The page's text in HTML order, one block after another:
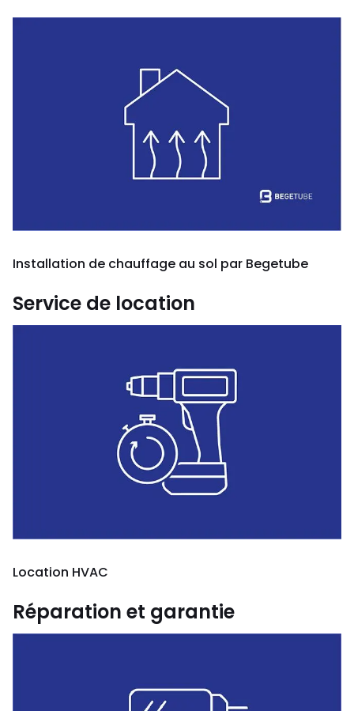
Installation de chauffage au sol par Begetube
Service de location
Location HVAC
Réparation et garantie